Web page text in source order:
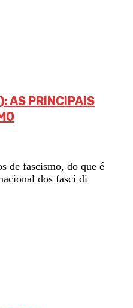
AS PRINCIPAIS
de fascismo, do que é
dos fasci di